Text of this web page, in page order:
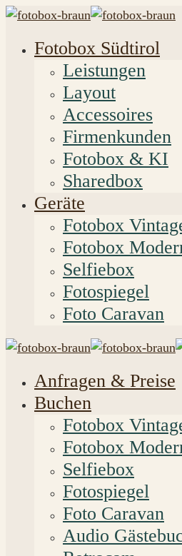
Fotobox Südtirol
Leistungen
Layout
Accessoires
Firmenkunden
Fotobox & KI
Sharedbox
Geräte
Fotobox
Fotobox
Selfiebox
Fotospiegel
Foto Caravan
Anfragen & Preise
Buchen
Fotobox
Fotobox
Selfiebox
Fotospiegel
Foto Caravan
Audio